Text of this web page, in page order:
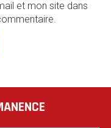
et mon site dans